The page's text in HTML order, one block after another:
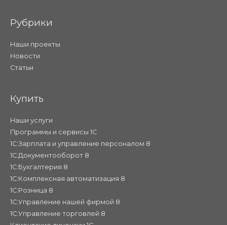
Рубрики
Наши проекты
Новости
Статьи
Купить
Наши услуги
Программы и сервисы 1С
1С:Зарплата и управление персоналом 8
1С:Документооборот 8
1С:Бухгалтерия 8
1С:Комплексная автоматизация 8
1С:Розница 8
1С:Управление нашей фирмой 8
1С:Управление торговлей 8